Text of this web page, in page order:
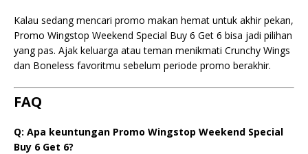
Kalau sedang mencari promo makan hemat untuk akhir pekan,
Promo Wingstop Weekend Special Buy 6 Get 6 bisa jadi pilihan
yang pas. Ajak keluarga atau teman menikmati Crunchy Wings
dan Boneless favoritmu sebelum periode promo berakhir.
FAQ
Q: Apa keuntungan Promo Wingstop Weekend Special
Buy 6 Get 6?